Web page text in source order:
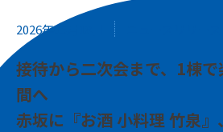
2026年05月18日
接待から二次会まで、1棟
間へ
赤坂に『お酒 小料理 竹泉